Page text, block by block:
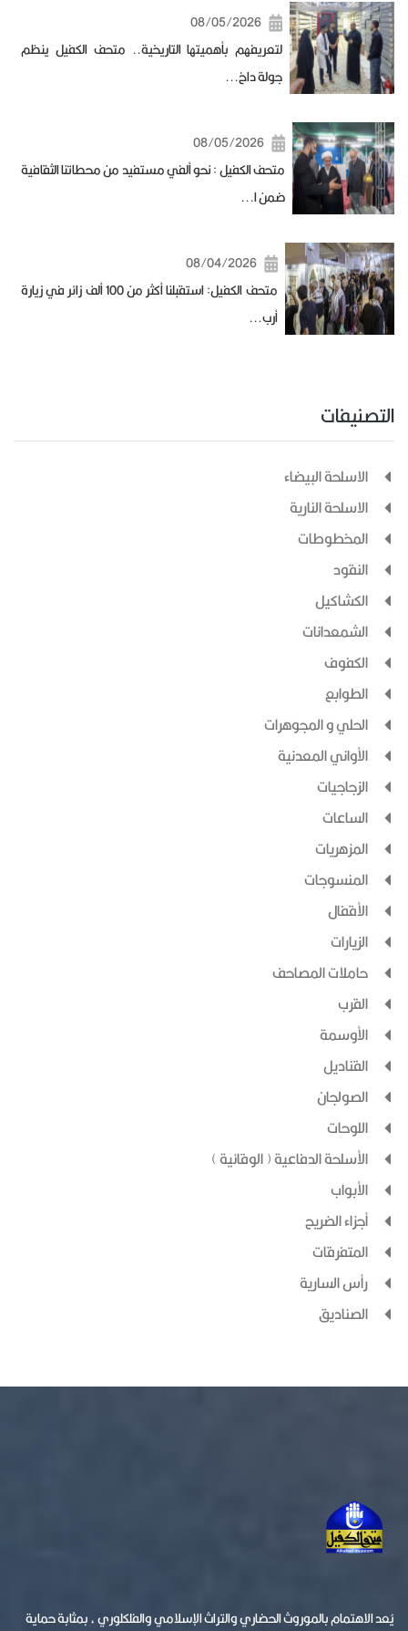
08/05/2026
لتعريفهم بأهميتها التاريخية.. متحف الكفيل ينظم
جولة داخ...
08/05/2026
متحف الكفيل : نحو ألفي مستفيد من محطاتنا الثقافية
ضمن ا...
08/04/2026
متحف الكفيل: استقبلنا أكثر من 100 ألف زائر في زيارة
أرب...
التصنيفات
الاسلحة البيضاء
الاسلحة النارية
المخطوطات
النقود
الكشاكيل
الشمعدانات
الكفوف
الطوابع
الحلي و المجوهرات
الأواني المعدنية
الزجاجيات
الساعات
المزهريات
المنسوجات
الأقفال
الزيارات
حاملات المصاحف
القرب
الأوسمة
القناديل
الصولجان
اللوحات
الأسلحة الدفاعية ( الوقائية )
الأبواب
أجزاء الضريح
المتفرقات
رأس السارية
الصناديق
يُعد الاهتمام بالموروث الحضاري والتراث الإسلامي والفلكلوري ، بمثابة حماية